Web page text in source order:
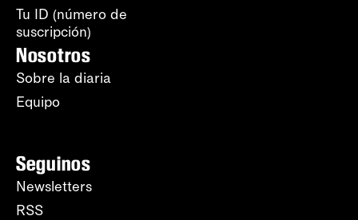
Tu ID (número de
suscripción)
Nosotros
Sobre la diaria
Equipo
Seguinos
Newsletters
RSS